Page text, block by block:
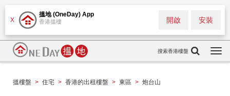
X
搵地 (OneDay) App
香港搵樓 安裝
開啟
搜索香港樓盤
搵樓盤 > 住宅 > 香港的出租樓盤 > 東區 > 炮台山